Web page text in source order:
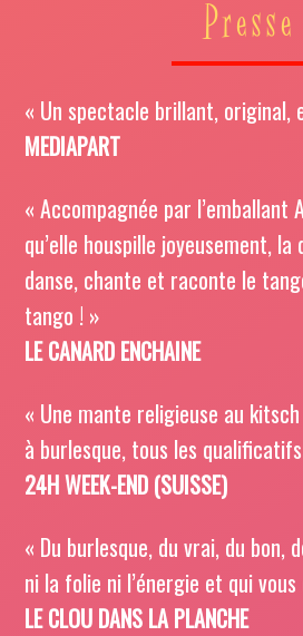
Presse
« Un spectacle brillant, original,
MEDIAPART
« Accompagnée par l’emballant
qu’elle houspille joyeusement,
danse, chante et raconte le
tango ! »
LE CANARD ENCHAINE
« Une mante religieuse au
à burlesque, tous les
24H WEEK-END (SUISSE)
« Du burlesque, du vrai, du bon,
ni la folie ni l’énergie et qui
LE CLOU DANS LA PLANCHE